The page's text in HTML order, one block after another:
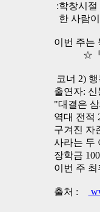
:학창시
한 사람
이번 주는
☆『소
코너 2)
출연자: 신
"대결은
역대 전적
구겨진 자
사라는 두
장학금
이번 주
출처 :